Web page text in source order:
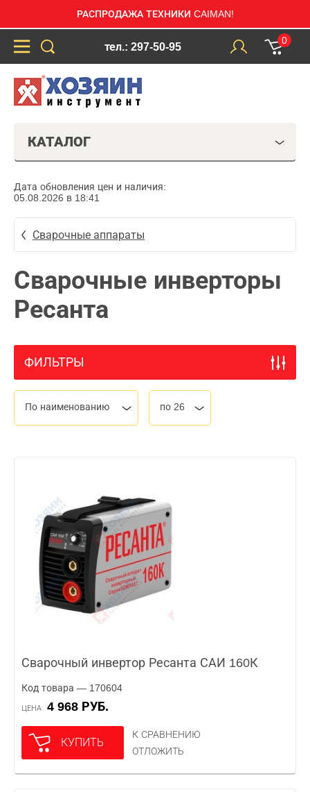
РАСПРОДАЖА ТЕХНИКИ CAIMAN!
тел.: 297-50-95
0
КАТАЛОГ
Дата обновления цен и наличия:
05.08.2026 в 18:41
Сварочные аппараты
Сварочные инверторы
Ресанта
ФИЛЬТРЫ
По наименованию по 26
Сварочный инвертор Ресанта САИ 160К
Код товара — 170604
ЦЕНА 4 968 РУБ.
КУПИТЬ
К СРАВНЕНИЮ
ОТЛОЖИТЬ